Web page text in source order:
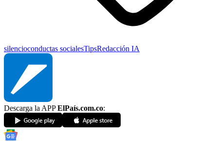
silencioconductas socialesTipsRedacción IA
Descarga la APPElPaís.com.co: